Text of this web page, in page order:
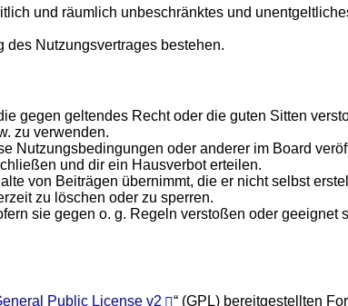
und räumlich unbeschränktes und
des Nutzungsvertrages bestehen.
gegen geltendes Recht oder die guten Sitten
zu verwenden.
Nutzungsbedingungen oder anderer im Board
und dir ein Hausverbot erteilen.
von Beiträgen übernimmt, die er nicht selbst
zu löschen oder zu sperren.
sie gegen o. g. Regeln verstoßen oder geeignet
Public License v2
“ (GPL) bereitgestellten